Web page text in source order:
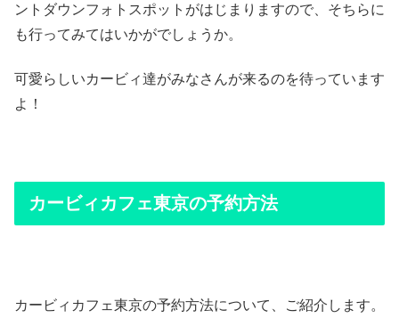
ントダウンフォトスポットがはじまりますので、そちらに
も行ってみてはいかがでしょうか。
可愛らしいカービィ達がみなさんが来るのを待っています
よ！
カービィカフェ東京の予約方法
カービィカフェ東京の予約方法について、ご紹介します。